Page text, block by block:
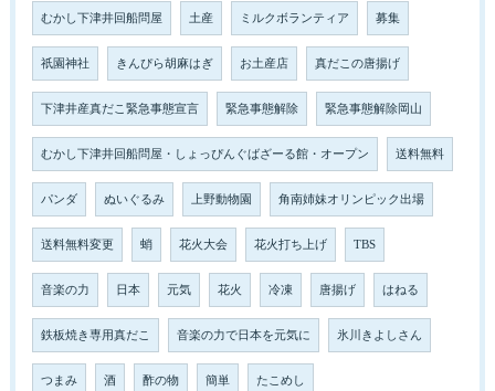
むかし下津井回船問屋 土産 ミルクボランティア 募集
祇園神社 きんぴら胡麻はぎ お土産店 真だこの唐揚げ
下津井産真だこ緊急事態宣言 緊急事態解除 緊急事態解除岡山
むかし下津井回船問屋・しょっぴんぐばざーる館・オープン 送料無料
パンダ ぬいぐるみ 上野動物園 角南姉妹オリンピック出場
送料無料変更 蛸 花火大会 花火打ち上げ TBS
音楽の力 日本 元気 花火 冷凍 唐揚げ はねる
鉄板焼き専用真だこ 音楽の力で日本を元気に 氷川きよしさん
つまみ 酒 酢の物 簡単 たこめし